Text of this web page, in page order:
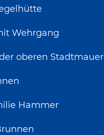
des
Ruof
des
Josef
Wehrgang
oberen Stadtmauer
Hammer